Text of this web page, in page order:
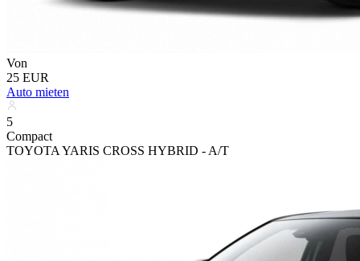
Von
25 EUR
Auto mieten
5
Compact
TOYOTA YARIS CROSS HYBRID - A/T